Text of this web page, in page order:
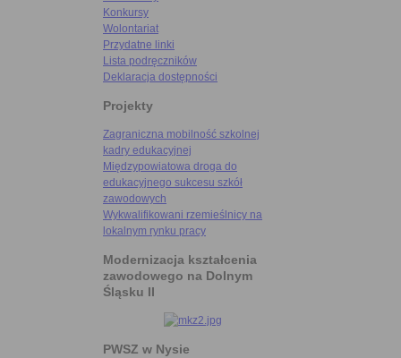
Konkursy
Wolontariat
Przydatne linki
Lista podręczników
Deklaracja dostępności
Projekty
Zagraniczna mobilność szkolnej
kadry edukacyjnej
Międzypowiatowa droga do
edukacyjnego sukcesu szkół
zawodowych
Wykwalifikowani rzemieślnicy na
lokalnym rynku pracy
Modernizacja kształcenia
zawodowego na Dolnym
Śląsku II
PWSZ w Nysie